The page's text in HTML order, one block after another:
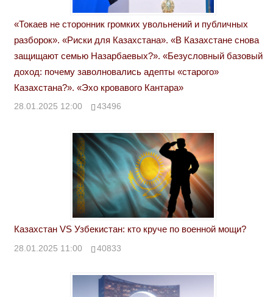
«Токаев не сторонник громких увольнений и публичных
разборок». «Риски для Казахстана». «В Казахстане снова
защищают семью Назарбаевых?». «Безусловный базовый
доход: почему заволновались адепты «старого»
Казахстана?». «Эхо кровавого Кантара»
28.01.2025 12:00 43496
Казахстан VS Узбекистан: кто круче по военной мощи?
28.01.2025 11:00 40833